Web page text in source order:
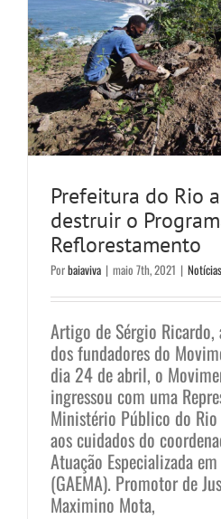
Prefeitura do Rio
destruir o
Reflorestamento
Porbaiaviva | maio 7th, 2021 | Notícias
Artigo de Sérgio
dos fundadores do
dia 24 de abril, o
ingressou com uma
Ministério Público do Rio
aos cuidados do
Atuação Especializada
(GAEMA). Promotor de
Maximino Mota,